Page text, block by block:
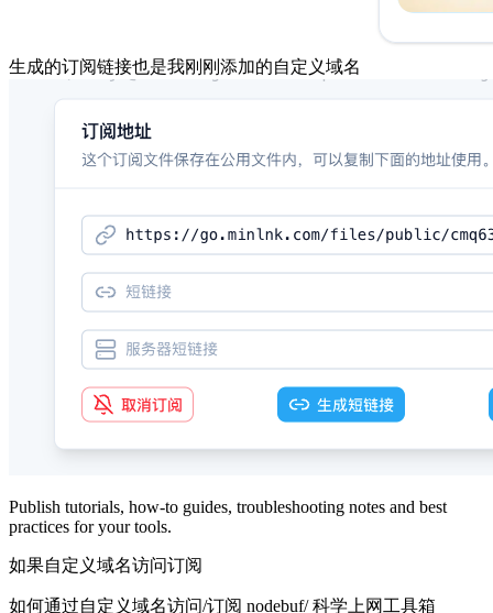
生成的订阅链接也是我刚刚添加的自定义域名
Publish tutorials, how-to guides, troubleshooting notes and best
practices for your tools.
如果自定义域名访问订阅
如何通过自定义域名访问/订阅 nodebuf/ 科学上网工具箱